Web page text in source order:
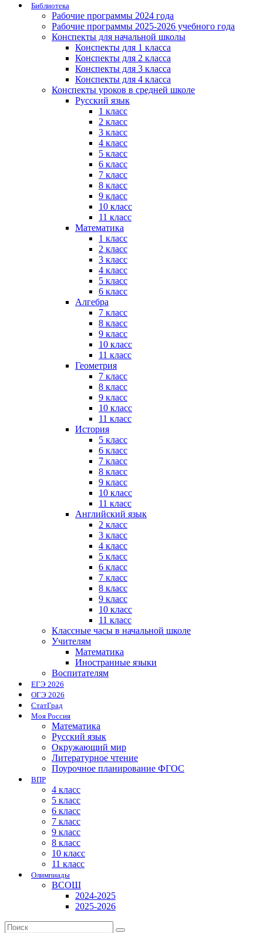
Библиотека
Рабочие программы 2024 года
Рабочие программы 2025-2026 учебного года
Конспекты для начальной школы
Конспекты для 1 класса
Конспекты для 2 класса
Конспекты для 3 класса
Конспекты для 4 класса
Конспекты уроков в средней школе
Русский язык
1 класс
2 класс
3 класс
4 класс
5 класс
6 класс
7 класс
8 класс
9 класс
10 класс
11 класс
Математика
1 класс
2 класс
3 класс
4 класс
5 класс
6 класс
Алгебра
7 класс
8 класс
9 класс
10 класс
11 класс
Геометрия
7 класс
8 класс
9 класс
10 класс
11 класс
История
5 класс
6 класс
7 класс
8 класс
9 класс
10 класс
11 класс
Английский язык
2 класс
3 класс
4 класс
5 класс
6 класс
7 класс
8 класс
9 класс
10 класс
11 класс
Классные часы в начальной школе
Учителям
Математика
Иностранные языки
Воспитателям
ЕГЭ 2026
ОГЭ 2026
СтатГрад
Моя Россия
Математика
Русский язык
Окружающий мир
Литературное чтение
Поурочное планирование ФГОС
ВПР
4 класс
5 класс
6 класс
7 класс
9 класс
8 класс
10 класс
11 класс
Олимпиады
ВСОШ
2024-2025
2025-2026